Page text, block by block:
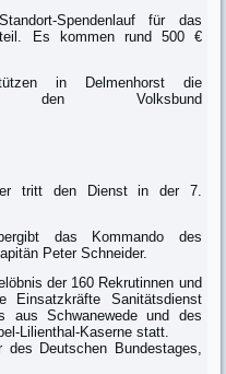
Spendenlauf für das
teil. Es kommen rund 500 €
in Delmenhorst die
den Volksbund
tritt den Dienst in der 7.
das Kommando des
Peter Schneider.
der 160 Rekrutinnen und
Einsatzkräfte Sanitätsdienst
aus Schwanewede und des
Lilienthal-Kaserne statt.
des Deutschen Bundestages,